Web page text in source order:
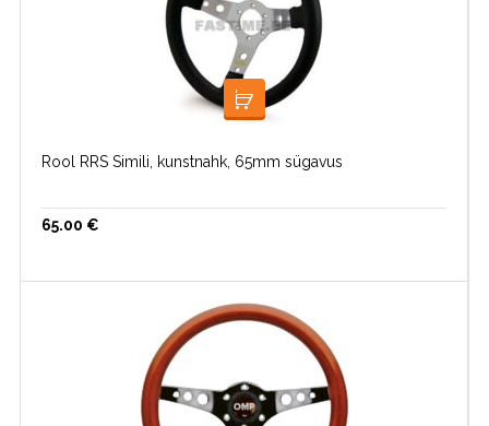
LOE EDASI
Rool RRS Simili, kunstnahk, 65mm sügavus
65.00 €